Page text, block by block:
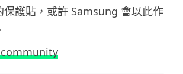
保護貼，或許 Samsung 會以此作